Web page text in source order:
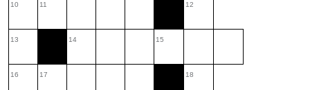
10 11 12
13 14 15
16 17 18